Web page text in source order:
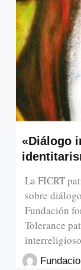
«Diálogo
La FICRT
sobre
Fundación
Tolerance